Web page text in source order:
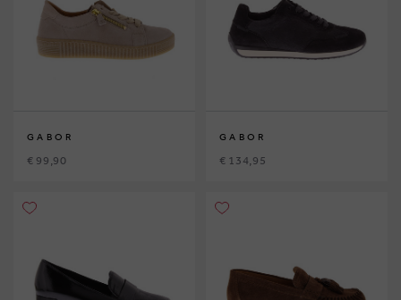
GABOR
€ 99,90
GABOR
€ 134,95